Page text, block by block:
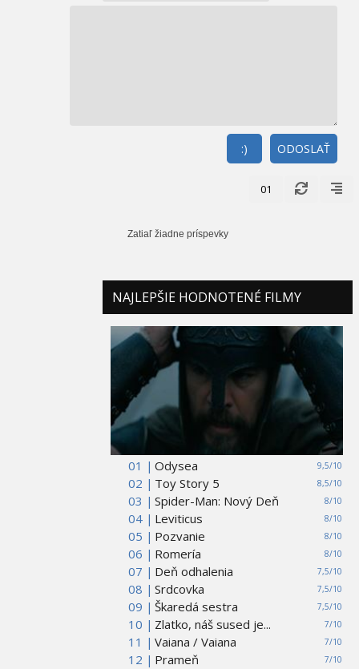
ODOSLAŤ
:)
01
Zatiaľ žiadne príspevky
NAJLEPŠIE HODNOTENÉ FILMY
01 | 9,5/10
Odysea
02 |
8,5/10
Toy Story 5
03 |
8/10
Spider-Man: Nový Deň
04 |
8/10
Leviticus
05 |
8/10
Pozvanie
06 |
8/10
Romería
07 |
7,5/10
Deň odhalenia
08 |
7,5/10
Srdcovka
09 |
7,5/10
Škaredá sestra
10 |
7/10
Zlatko, náš sused je...
11 |
7/10
Vaiana / Vaiana
12 |
7/10
Prameň